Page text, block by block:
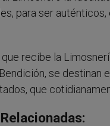
para ser
recibe la
se destinan
que